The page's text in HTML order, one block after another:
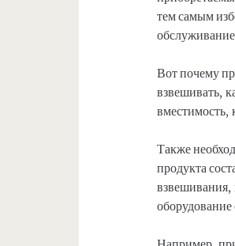
тем самым
Вот почему
взвешивать,
вместимость,
Также
продукта
взвешивания,
оборудование